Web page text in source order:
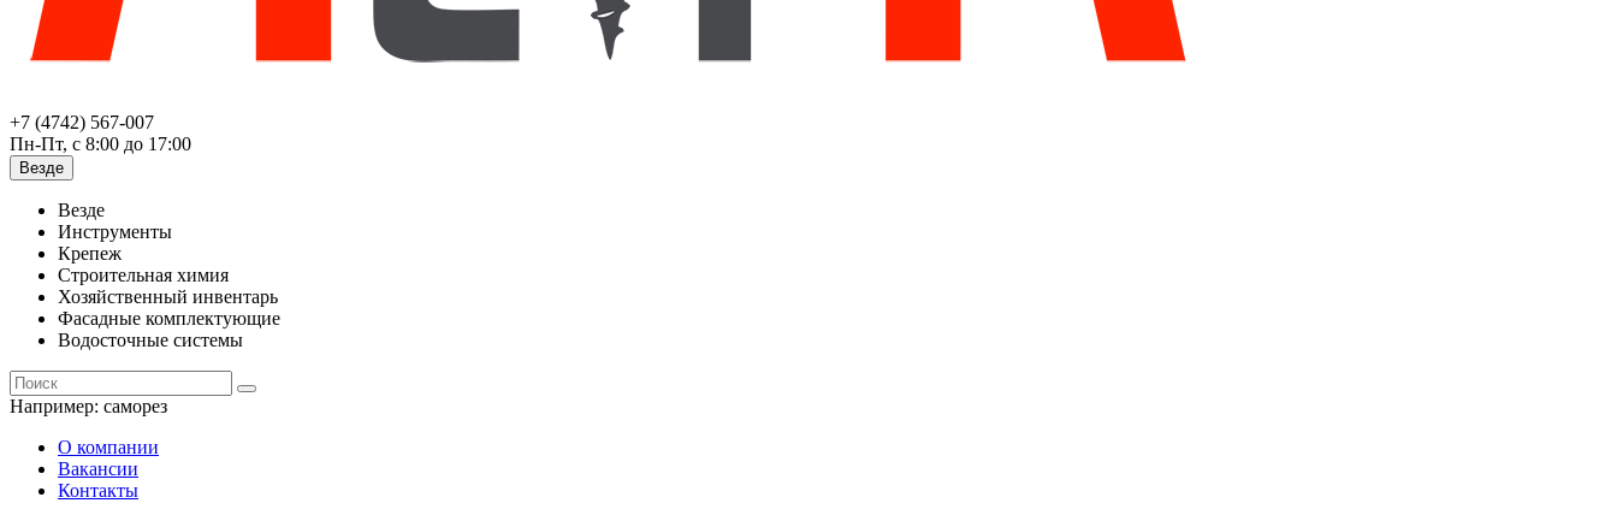
+7 (4742) 567-007
Пн-Пт, с 8:00 до 17:00
Везде
Везде
Инструменты
Крепеж
Строительная химия
Хозяйственный инвентарь
Фасадные комплектующие
Водосточные системы
Например: саморез
О компании
Вакансии
Контакты